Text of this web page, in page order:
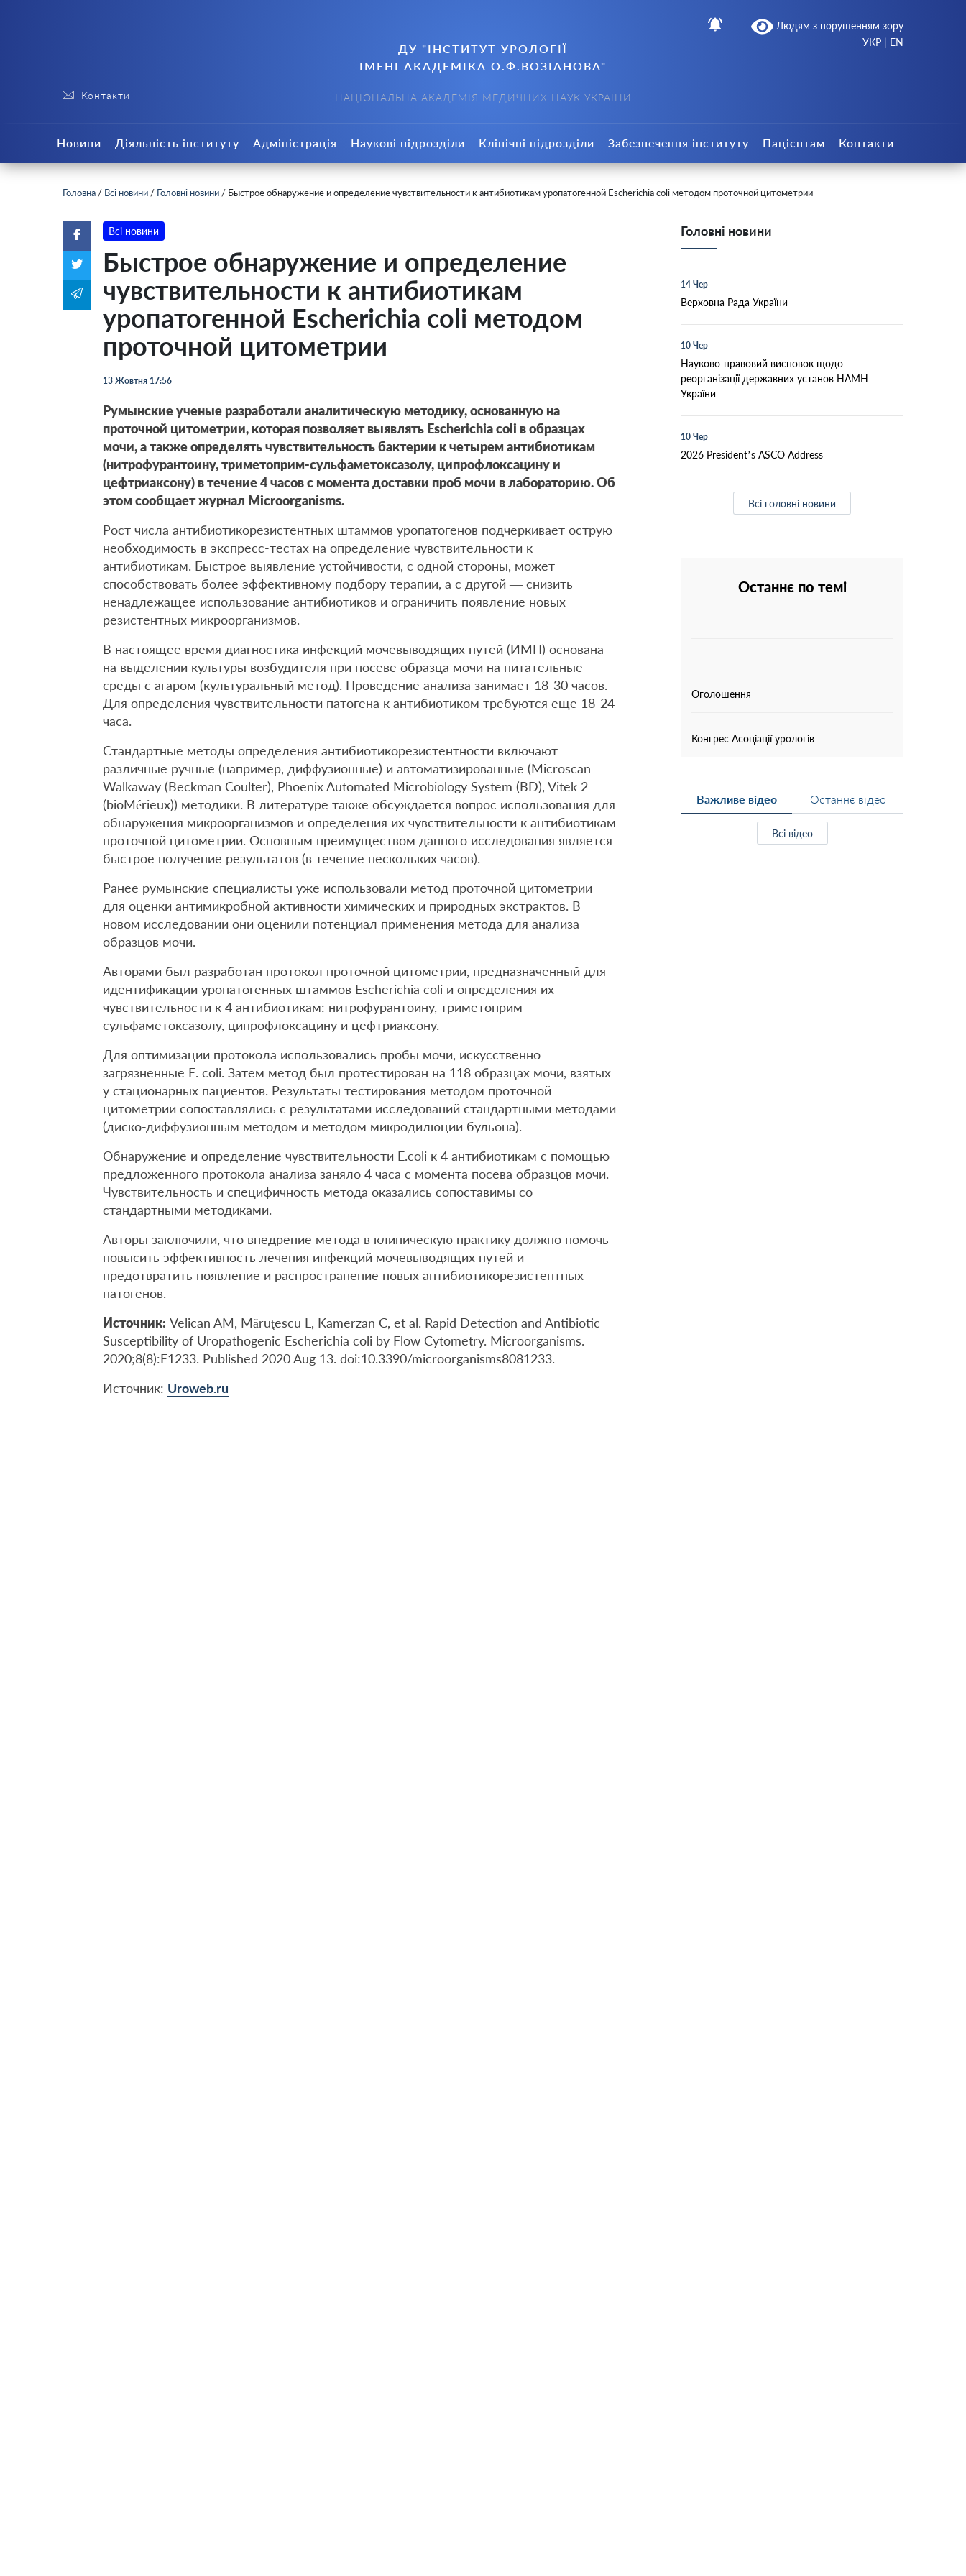
Людям з порушенням зору
Контакти
ДУ "ІНСТИТУТ УРОЛОГІЇ
ІМЕНІ АКАДЕМІКА О.Ф.ВОЗІАНОВА"
НАЦІОНАЛЬНА АКАДЕМІЯ МЕДИЧНИХ НАУК УКРАЇНИ
УКР | EN
Новини Діяльність інституту Адміністрація Наукові підрозділи Клінічні підрозділи Забезпечення інституту Пацієнтам Контакти
Головна / Всі новини / Головні новини / Быстрое обнаружение и определение чувствительности к антибиотикам уропатогенной Escherichia coli методом проточной цитометрии
Всі новини
Быстрое обнаружение и определение
чувствительности к антибиотикам
уропатогенной Escherichia coli методом
проточной цитометрии
13 Жовтня 17:56
Румынские ученые разработали аналитическую методику, основанную на
проточной цитометрии, которая позволяет выявлять Escherichia coli в образцах
мочи, а также определять чувствительность бактерии к четырем антибиотикам
(нитрофурантоину, триметоприм-сульфаметоксазолу, ципрофлоксацину и
цефтриаксону) в течение 4 часов с момента доставки проб мочи в лабораторию. Об
этом сообщает журнал Microorganisms.
Рост числа антибиотикорезистентных штаммов уропатогенов подчеркивает острую
необходимость в экспресс-тестах на определение чувствительности к
антибиотикам. Быстрое выявление устойчивости, с одной стороны, может
способствовать более эффективному подбору терапии, а с другой — снизить
ненадлежащее использование антибиотиков и ограничить появление новых
резистентных микроорганизмов.
В настоящее время диагностика инфекций мочевыводящих путей (ИМП) основана
на выделении культуры возбудителя при посеве образца мочи на питательные
среды с агаром (культуральный метод). Проведение анализа занимает 18-30 часов.
Для определения чувствительности патогена к антибиотиком требуются еще 18-24
часа.
Стандартные методы определения антибиотикорезистентности включают
различные ручные (например, диффузионные) и автоматизированные (Microscan
Walkaway (Beckman Coulter), Phoenix Automated Microbiology System (BD), Vitek 2
(bioMérieux)) методики. В литературе также обсуждается вопрос использования для
обнаружения микроорганизмов и определения их чувствительности к антибиотикам
проточной цитометрии. Основным преимуществом данного исследования является
быстрое получение результатов (в течение нескольких часов).
Ранее румынские специалисты уже использовали метод проточной цитометрии
для оценки антимикробной активности химических и природных экстрактов. В
новом исследовании они оценили потенциал применения метода для анализа
образцов мочи.
Авторами был разработан протокол проточной цитометрии, предназначенный для
идентификации уропатогенных штаммов Escherichia coli и определения их
чувствительности к 4 антибиотикам: нитрофурантоину, триметоприм-
сульфаметоксазолу, ципрофлоксацину и цефтриаксону.
Для оптимизации протокола использовались пробы мочи, искусственно
загрязненные E. coli. Затем метод был протестирован на 118 образцах мочи, взятых
у стационарных пациентов. Результаты тестирования методом проточной
цитометрии сопоставлялись с результатами исследований стандартными методами
(диско-диффузионным методом и методом микродилюции бульона).
Обнаружение и определение чувствительности E.coli к 4 антибиотикам с помощью
предложенного протокола анализа заняло 4 часа с момента посева образцов мочи.
Чувствительность и специфичность метода оказались сопоставимы со
стандартными методиками.
Авторы заключили, что внедрение метода в клиническую практику должно помочь
повысить эффективность лечения инфекций мочевыводящих путей и
предотвратить появление и распространение новых антибиотикорезистентных
патогенов.
Источник: Velican AM, Măruţescu L, Kamerzan C, et al. Rapid Detection and Antibiotic
Susceptibility of Uropathogenic Escherichia coli by Flow Cytometry. Microorganisms.
2020;8(8):E1233. Published 2020 Aug 13. doi:10.3390/microorganisms8081233.
Источник: Uroweb.ru
Головні новини
14 Чер
Верховна Рада України
10 Чер
Науково-правовий висновок щодо
реорганізації державних установ НАМН
України
10 Чер
2026 President’s ASCO Address
Всі головні новини
Останнє по темі
Оголошення
Конгрес Асоціації урологів
Важливе відео Останнє відео
Всі відео